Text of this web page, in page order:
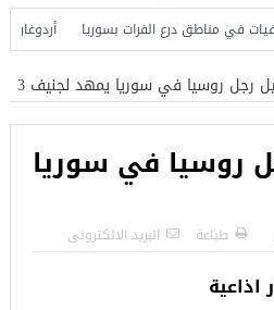
أردوغان
رجل روسيا في سوريا يمهد لجنيف 3
روسيا في سوريا
طباعة البريد الالكترونى
اذاعية